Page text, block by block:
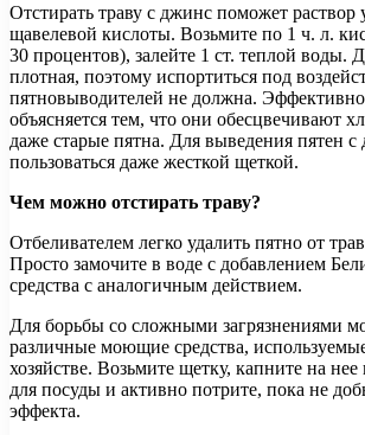
Отстирать траву с джинс поможет раствор
щавелевой кислоты. Возьмите по 1 ч. л.
30 процентов), залейте 1 ст. теплой воды.
плотная, поэтому испортиться под
пятновыводителей не должна.
объясняется тем, что они обесцвечивают
даже старые пятна. Для выведения пятен
пользоваться даже жесткой щеткой.
Чем можно отстирать траву?
Отбеливателем легко удалить пятно от
Просто замочите в воде с добавлением
средства с аналогичным действием.
Для борьбы со сложными загрязнениями
различные моющие средства,
хозяйстве. Возьмите щетку, капните на нее
для посуды и активно потрите, пока не
эффекта.